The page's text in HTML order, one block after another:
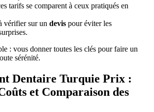
tarifs se comparent à ceux pratiqués en
vérifier sur un devis pour éviter les
: vous donner toutes les clés pour faire un
sérénité.
Dentaire Turquie Prix :
et Comparaison des